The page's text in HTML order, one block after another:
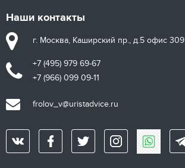
Наши контакты
г. Москва, Каширский пр., д.5 офис 309
+7 (495) 979 69-67
+7 (966) 099 09-11
frolov_v@uristadvice.ru